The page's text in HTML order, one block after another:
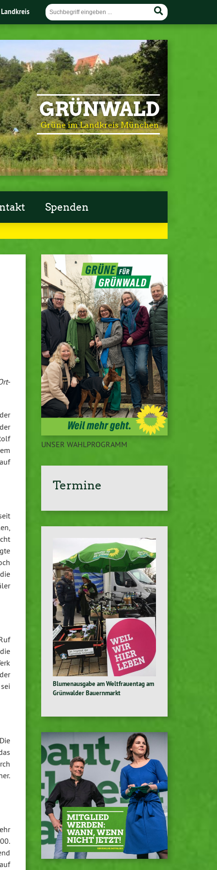
GRÜNWALD
Grüne im Landkreis München
Spenden
UNSER WAHLPROGRAMM
Termine
Blumenausgabe am Weltfrauentag am
Grünwalder Bauernmarkt